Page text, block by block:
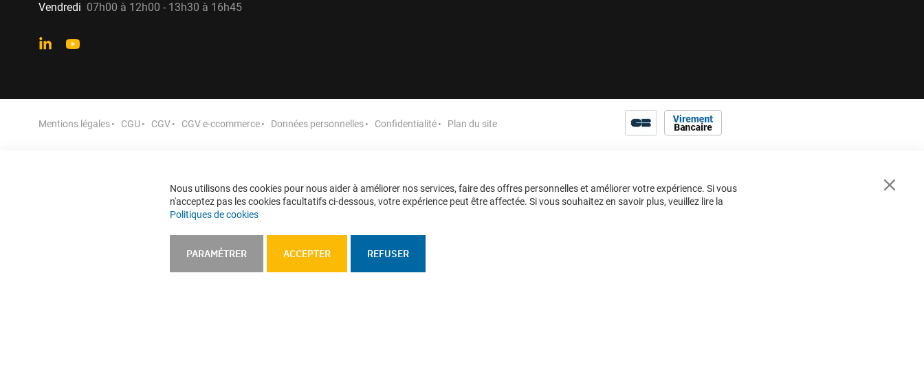
Vendredi 07h00 à 12h00 - 13h30 à 16h45
Mentions légales CGU CGV CGV e-ccommerce Données personnelles Confidentialité Plan du site
Close
Nous utilisons des cookies pour nous aider à améliorer nos services, faire des offres personnelles et améliorer votre expérience. Si vous
n'acceptez pas les cookies facultatifs ci-dessous, votre expérience peut être affectée. Si vous souhaitez en savoir plus, veuillez lire la
Politiques de cookies
ACCEPTER
PARAMÉTRER REFUSER